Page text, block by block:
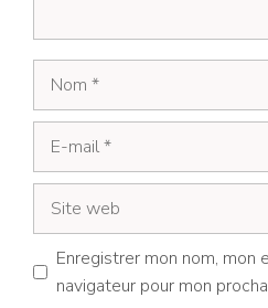
mail
web
Enregistrer mon nom,
navigateur pour mon